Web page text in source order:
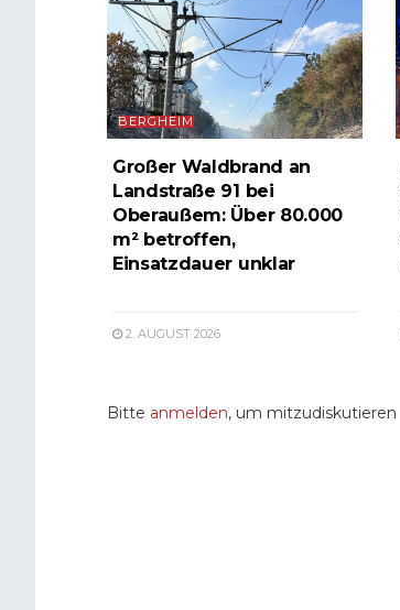
BERGHEIM
Großer Waldbrand an
Landstraße 91 bei
Oberaußem: Über 80.000
m² betroffen,
Einsatzdauer unklar
2. AUGUST 2026
Bitte anmelden, um mitzudiskutieren